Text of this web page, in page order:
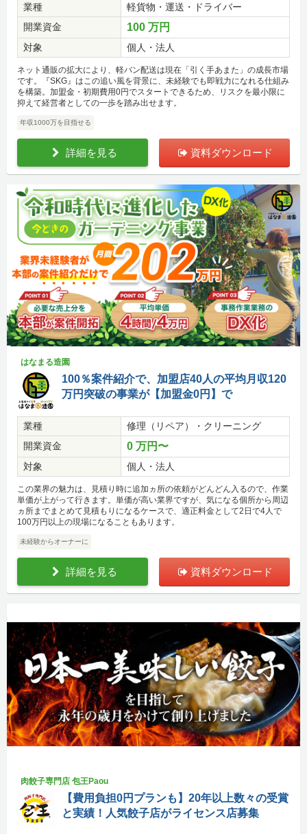
業種
軽貨物・運送・ドライバー
開業資金
100 万円
対象 個人・法人
ネット通販の拡大により、軽バン配送は現在「引く手あまた」の成長市場
です。『SKG』はこの追い風を背景に、未経験でも即戦力になれる仕組み
を構築。加盟金・初期費用0円でスタートできるため、リスクを最小限に
抑えて経営者としての一歩を踏み出せます。
年収1000万を目指せる
詳細を見る 資料ダウンロード
はなまる造園
100％案件紹介で、加盟店40人の平均月収120
万円突破の事業が【加盟金0円】で
業種
修理（リペア）・クリーニング
開業資金
0 万円〜
対象 個人・法人
この業界の魅力は、見積り時に追加ヵ所の依頼がどんどん入るので、作業
単価が上がって行きます。単価が高い業界ですが、気になる個所から周辺
ヵ所までまとめて見積もりになるケースで、適正料金として2日で4人で
100万円以上の現場になることもあります。
未経験からオーナーに
詳細を見る 資料ダウンロード
肉餃子専門店 包王Paou
【費用負担0円プランも】20年以上数々の受賞
と実績！人気餃子店がライセンス店募集